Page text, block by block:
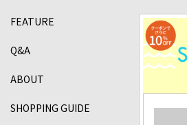
FEATURE
Q&A
ABOUT
SHOPPING GUIDE